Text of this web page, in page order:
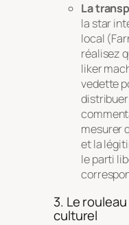
La
la star
local
réalisez
liker
vedette
distribuer
mesurer
et la
le parti
3. Le
culturel